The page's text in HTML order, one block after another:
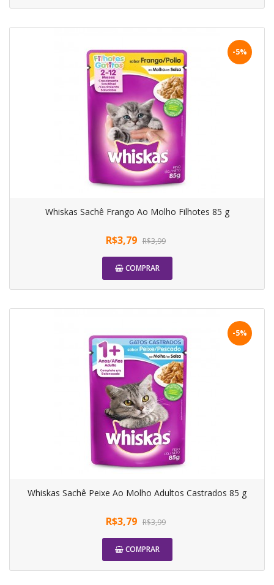
-5%
Whiskas Sachê Frango Ao Molho Filhotes 85 g
R$3,79 R$3,99
COMPRAR
-5%
Whiskas Sachê Peixe Ao Molho Adultos Castrados 85 g
R$3,79 R$3,99
COMPRAR